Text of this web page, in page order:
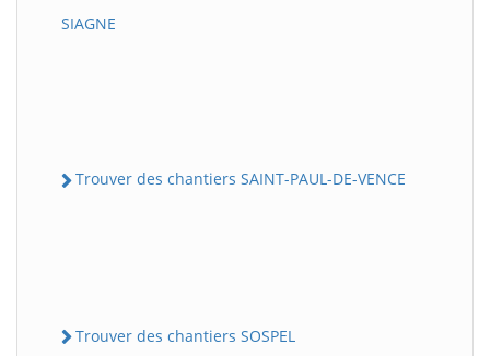
SIAGNE
Trouver des chantiers SAINT-PAUL-DE-VENCE
Trouver des chantiers SOSPEL